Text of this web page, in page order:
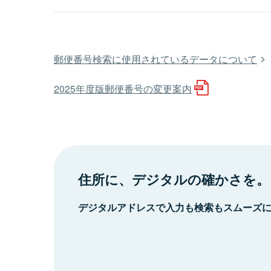
郵便番号検索に使用されているデータについて
2025年度版郵便番号の変更案内
住所に、デジタルの確かさを。
デジタルアドレスで入力も検索もスムーズ